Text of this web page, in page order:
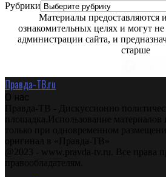
Рубрики
Материалы предоставляются
ознакомительных целях и могут
администрации сайта, и
старше
Правда-ТВ.ru
О нас
Правда-ТВ - Дискуссионно
площадка.Использование материалов
только при одновременном
оригинал в «Правда-ТВ»
@2023 - www.pravda-tv.ru. Все права
правообладателям.